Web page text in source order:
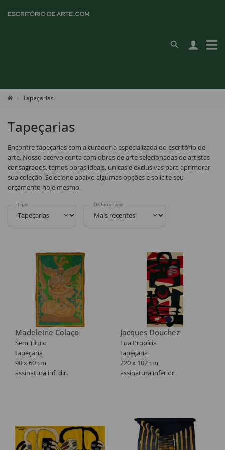
Tapeçarias
Tapeçarias
Encontre tapeçarias com a curadoria especializada do escritório de
arte. Nosso acervo conta com obras de arte selecionadas de artistas
consagrados, temos obras ideais, únicas e exclusivas para aprimorar
sua coleção. Selecione abaixo algumas opções e solicite seu
orçamento hoje mesmo.
Tipo Ordenar por
Madeleine Colaço
Sem Título
tapeçaria
90 x 60 cm
assinatura inf. dir.
Jacques Douchez
Lua Propícia
tapeçaria
220 x 102 cm
assinatura inferior